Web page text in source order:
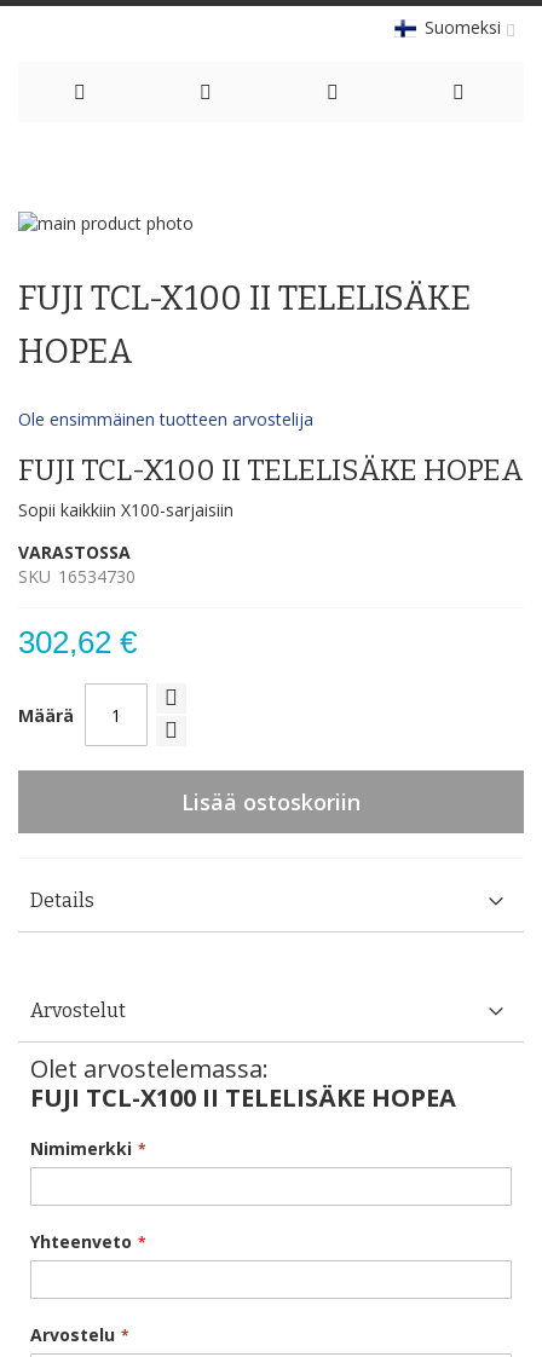
Suomeksi
Content
Skip
end
the
images
the
beginning
of
the
gallery
FUJI TCL-X100 II TELELISÄKE
HOPEA
Ole ensimmäinen tuotteen arvostelija
FUJI TCL-X100 II TELELISÄKE HOPEA
Sopii kaikkiin X100-sarjaisiin
VARASTOSSA
SKU 16534730
302,62 €
Määrä
Lisää ostoskoriin
Details
Arvostelut
Olet arvostelemassa:
FUJI TCL-X100 II TELELISÄKE HOPEA
Nimimerkki
Yhteenveto
Arvostelu